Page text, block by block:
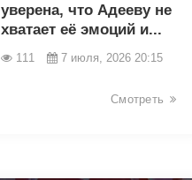
уверена, что Адееву не
хватает её эмоций и...
111 7 июля, 2026 20:15
Смотреть